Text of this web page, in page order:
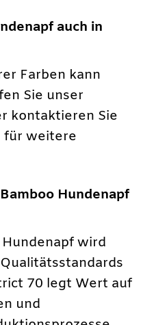
auch in
Farben kann
Sie unser
kontaktieren Sie
für weitere
Hundenapf
wird
70 legt Wert auf
und